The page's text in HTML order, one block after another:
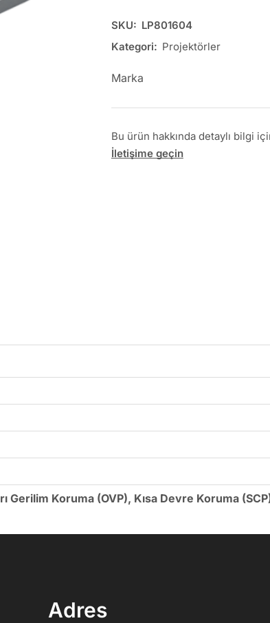
SKU: LP801604
Kategori: Projektörler
Marka
Bu ürün hakkında detaylı bilgi
İletişime geçin
Gerilim Koruma (OVP), Kısa Devre Koruma
Adres